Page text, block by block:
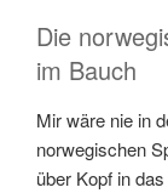
Die
im Bauch
Mir wäre nie in
norwegischen
über Kopf in